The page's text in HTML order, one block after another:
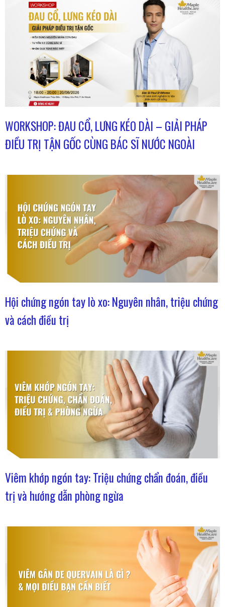
WORKSHOP: ĐAU CỔ, LƯNG KÉO DÀI – GIẢI PHÁP
ĐIỀU TRỊ TẬN GỐC CÙNG BÁC SĨ NƯỚC NGOÀI
Hội chứng ngón tay lò xo: Nguyên nhân, triệu chứng
và cách điều trị
Viêm khớp ngón tay: Triệu chứng chẩn đoán, điều
trị và hướng dẫn phòng ngừa